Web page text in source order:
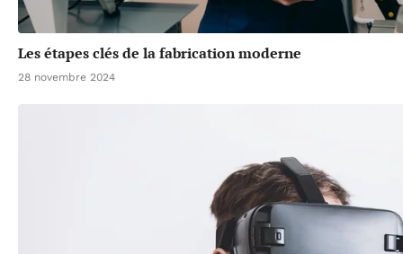
Les étapes clés de la fabrication moderne
28 novembre 2024